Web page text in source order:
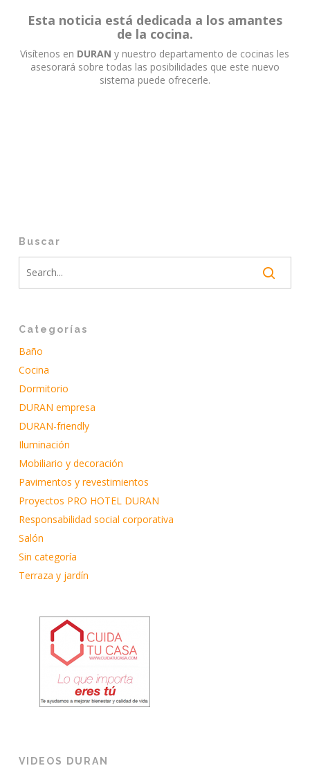
Esta noticia está dedicada a los amantes
de la cocina.
Visítenos en DURAN y nuestro departamento de cocinas les
asesorará sobre todas las posibilidades que este nuevo
sistema puede ofrecerle.
Buscar
Categorías
Baño
Cocina
Dormitorio
DURAN empresa
DURAN-friendly
Iluminación
Mobiliario y decoración
Pavimentos y revestimientos
Proyectos PRO HOTEL DURAN
Responsabilidad social corporativa
Salón
Sin categoría
Terraza y jardín
VIDEOS DURAN